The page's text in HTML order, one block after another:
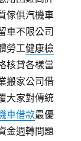
傢俱汽機車
車不限公司
勞工健康檢
核貸各樣當
搬家公司借
大家對傳統
車借款最優
金週轉問題